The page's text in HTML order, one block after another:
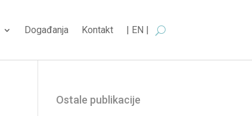
Događanja Kontakt | EN |
Ostale publikacije